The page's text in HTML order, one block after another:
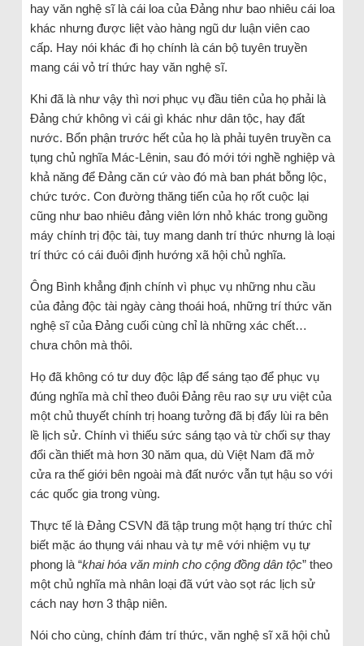
hay văn nghệ sĩ là cái loa của Đảng như bao nhiêu cái loa
khác nhưng được liệt vào hàng ngũ dư luận viên cao
cấp. Hay nói khác đi họ chính là cán bộ tuyên truyền
mang cái vỏ trí thức hay văn nghệ sĩ.
Khi đã là như vậy thì nơi phục vụ đầu tiên của họ phải là
Đảng chứ không vì cái gì khác như dân tộc, hay đất
nước. Bổn phận trước hết của họ là phải tuyên truyền ca
tụng chủ nghĩa Mác-Lênin, sau đó mới tới nghề nghiệp và
khả năng để Đảng căn cứ vào đó mà ban phát bỗng lộc,
chức tước. Con đường thăng tiến của họ rốt cuộc lại
cũng như bao nhiêu đảng viên lớn nhỏ khác trong guồng
máy chính trị độc tài, tuy mang danh trí thức nhưng là loại
trí thức có cái đuôi định hướng xã hội chủ nghĩa.
Ông Bình khẳng định chính vì phục vụ những nhu cầu
của đảng độc tài ngày càng thoái hoá, những trí thức văn
nghệ sĩ của Đảng cuối cùng chỉ là những xác chết…
chưa chôn mà thôi.
Họ đã không có tư duy độc lập để sáng tạo để phục vụ
đúng nghĩa mà chỉ theo đuôi Đảng rêu rao sự ưu việt của
một chủ thuyết chính trị hoang tưởng đã bị đẩy lùi ra bên
lề lịch sử. Chính vì thiếu sức sáng tạo và từ chối sự thay
đổi cần thiết mà hơn 30 năm qua, dù Việt Nam đã mở
cửa ra thế giới bên ngoài mà đất nước vẫn tụt hậu so với
các quốc gia trong vùng.
Thực tế là Đảng CSVN đã tập trung một hạng trí thức chỉ
biết mặc áo thụng vái nhau và tự mê với nhiệm vụ tự
phong là “khai hóa văn minh cho cộng đồng dân tộc” theo
một chủ nghĩa mà nhân loại đã vứt vào sọt rác lịch sử
cách nay hơn 3 thập niên.
Nói cho cùng, chính đám trí thức, văn nghệ sĩ xã hội chủ